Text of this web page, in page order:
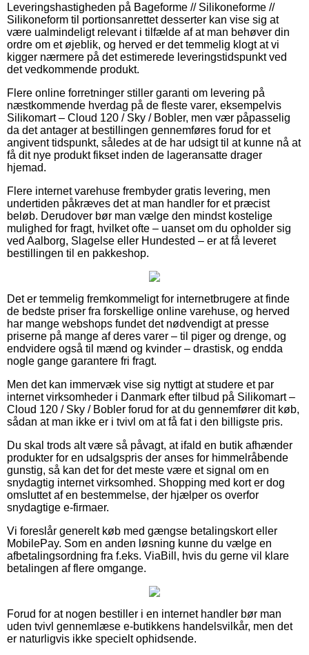
Leveringshastigheden på Bageforme // Silikoneforme //
Silikoneform til portionsanrettet desserter kan vise sig at
være ualmindeligt relevant i tilfælde af at man behøver din
ordre om et øjeblik, og herved er det temmelig klogt at vi
kigger nærmere på det estimerede leveringstidspunkt ved
det vedkommende produkt.
Flere online forretninger stiller garanti om levering på
næstkommende hverdag på de fleste varer, eksempelvis
Silikomart – Cloud 120 / Sky / Bobler, men vær påpasselig
da det antager at bestillingen gennemføres forud for et
angivent tidspunkt, således at de har udsigt til at kunne nå at
få dit nye produkt fikset inden de lageransatte drager
hjemad.
Flere internet varehuse frembyder gratis levering, men
undertiden påkræves det at man handler for et præcist
beløb. Derudover bør man vælge den mindst kostelige
mulighed for fragt, hvilket ofte – uanset om du opholder sig
ved Aalborg, Slagelse eller Hundested – er at få leveret
bestillingen til en pakkeshop.
Det er temmelig fremkommeligt for internetbrugere at finde
de bedste priser fra forskellige online varehuse, og herved
har mange webshops fundet det nødvendigt at presse
priserne på mange af deres varer – til piger og drenge, og
endvidere også til mænd og kvinder – drastisk, og endda
nogle gange garantere fri fragt.
Men det kan immervæk vise sig nyttigt at studere et par
internet virksomheder i Danmark efter tilbud på Silikomart –
Cloud 120 / Sky / Bobler forud for at du gennemfører dit køb,
sådan at man ikke er i tvivl om at få fat i den billigste pris.
Du skal trods alt være så påvagt, at ifald en butik afhænder
produkter for en udsalgspris der anses for himmelråbende
gunstig, så kan det for det meste være et signal om en
snydagtig internet virksomhed. Shopping med kort er dog
omsluttet af en bestemmelse, der hjælper os overfor
snydagtige e-firmaer.
Vi foreslår generelt køb med gængse betalingskort eller
MobilePay. Som en anden løsning kunne du vælge en
afbetalingsordning fra f.eks. ViaBill, hvis du gerne vil klare
betalingen af flere omgange.
Forud for at nogen bestiller i en internet handler bør man
uden tvivl gennemlæse e-butikkens handelsvilkår, men det
er naturligvis ikke specielt ophidsende.